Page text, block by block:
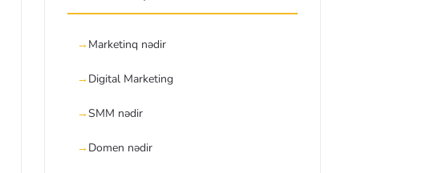
Marketinq nədir
Digital Marketing
SMM nədir
Domen nədir